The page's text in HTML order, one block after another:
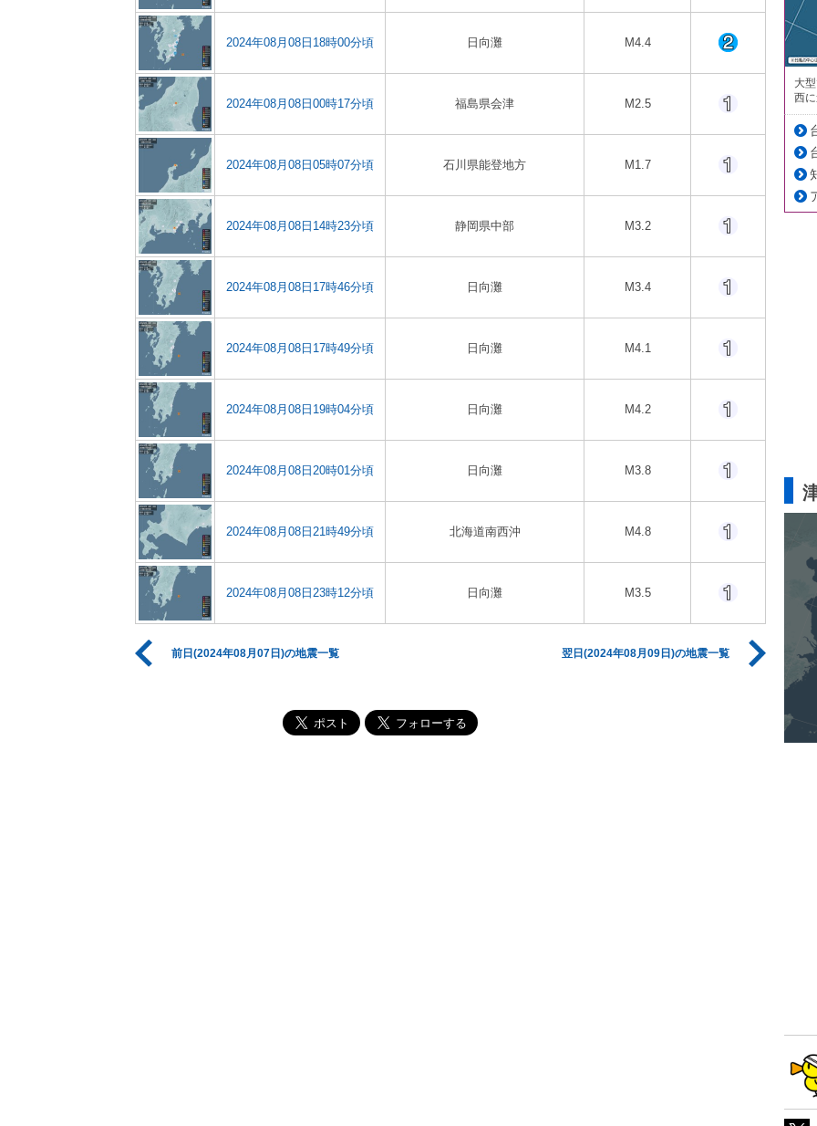
2024年08月08日18時00分頃 日向灘 M4.4
2024年08月08日00時17分頃 福島県会津 M2.5
2024年08月08日05時07分頃 石川県能登地方 M1.7
2024年08月08日14時23分頃 静岡県中部 M3.2
2024年08月08日17時46分頃 日向灘 M3.4
2024年08月08日17時49分頃 日向灘 M4.1
2024年08月08日19時04分頃 日向灘 M4.2
2024年08月08日20時01分頃 日向灘 M3.8
2024年08月08日21時49分頃 北海道南西沖 M4.8
2024年08月08日23時12分頃 日向灘 M3.5
前日(2024年08月07日)の地震一覧 翌日(2024年08月09日)の地震一覧
大
西